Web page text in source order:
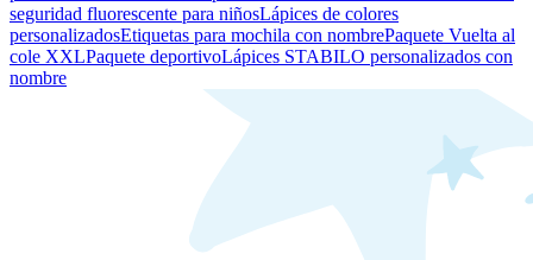
seguridad fluorescente para niñosLápices de colores
personalizadosEtiquetas para mochila con nombrePaquete Vuelta al
cole XXLPaquete deportivoLápices STABILO personalizados con
nombre